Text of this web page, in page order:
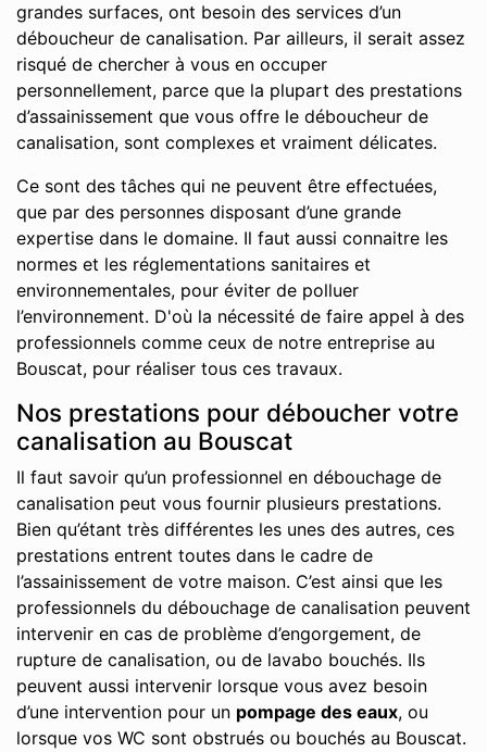
grandes surfaces, ont besoin des services d’un
déboucheur de canalisation. Par ailleurs, il serait assez
risqué de chercher à vous en occuper
personnellement, parce que la plupart des prestations
d’assainissement que vous offre le déboucheur de
canalisation, sont complexes et vraiment délicates.
Ce sont des tâches qui ne peuvent être effectuées,
que par des personnes disposant d’une grande
expertise dans le domaine. Il faut aussi connaitre les
normes et les réglementations sanitaires et
environnementales, pour éviter de polluer
l’environnement. D'où la nécessité de faire appel à des
professionnels comme ceux de notre entreprise au
Bouscat, pour réaliser tous ces travaux.
Nos prestations pour déboucher votre
canalisation au Bouscat
Il faut savoir qu’un professionnel en débouchage de
canalisation peut vous fournir plusieurs prestations.
Bien qu’étant très différentes les unes des autres, ces
prestations entrent toutes dans le cadre de
l’assainissement de votre maison. C’est ainsi que les
professionnels du débouchage de canalisation peuvent
intervenir en cas de problème d’engorgement, de
rupture de canalisation, ou de lavabo bouchés. Ils
peuvent aussi intervenir lorsque vous avez besoin
d’une intervention pour un pompage des eaux, ou
lorsque vos WC sont obstrués ou bouchés au Bouscat.